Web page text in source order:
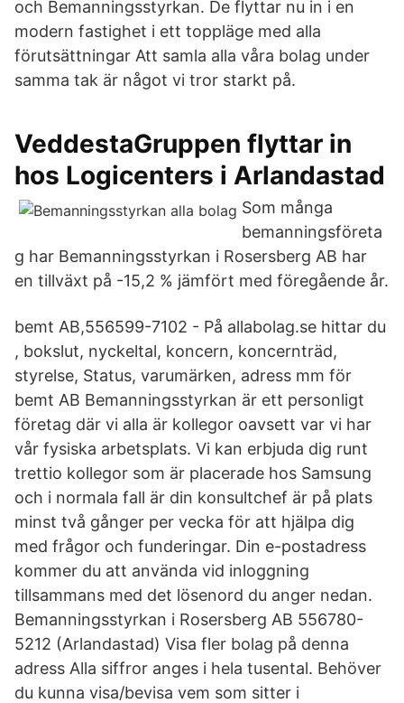
och Bemanningsstyrkan. De flyttar nu in i en
modern fastighet i ett toppläge med alla
förutsättningar Att samla alla våra bolag under
samma tak är något vi tror starkt på.
VeddestaGruppen flyttar in
hos Logicenters i Arlandastad
Som många
bemanningsföreta
g har Bemanningsstyrkan i Rosersberg AB har
en tillväxt på -15,2 % jämfört med föregående år.
bemt AB,556599-7102 - På allabolag.se hittar du
, bokslut, nyckeltal, koncern, koncernträd,
styrelse, Status, varumärken, adress mm för
bemt AB Bemanningsstyrkan är ett personligt
företag där vi alla är kollegor oavsett var vi har
vår fysiska arbetsplats. Vi kan erbjuda dig runt
trettio kollegor som är placerade hos Samsung
och i normala fall är din konsultchef är på plats
minst två gånger per vecka för att hjälpa dig
med frågor och funderingar. Din e-postadress
kommer du att använda vid inloggning
tillsammans med det lösenord du anger nedan.
Bemanningsstyrkan i Rosersberg AB 556780-
5212 (Arlandastad) Visa fler bolag på denna
adress Alla siffror anges i hela tusental. Behöver
du kunna visa/bevisa vem som sitter i